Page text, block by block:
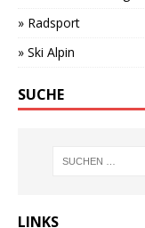
» Radsport
» Ski Alpin
SUCHE
LINKS